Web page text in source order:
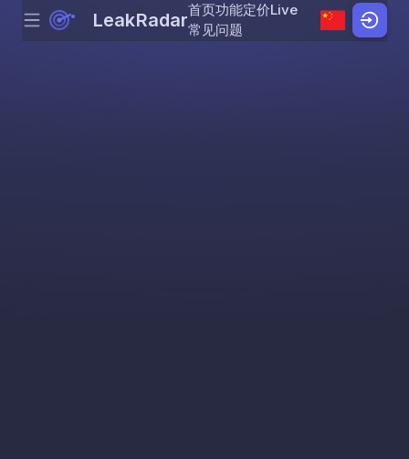
Skip to content
Menu LeakRadar首页功能定价Live
常见问题